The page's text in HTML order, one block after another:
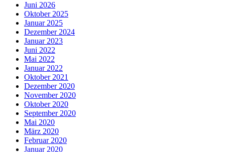
Juni 2026
Oktober 2025
Januar 2025
Dezember 2024
Januar 2023
Juni 2022
Mai 2022
Januar 2022
Oktober 2021
Dezember 2020
November 2020
Oktober 2020
September 2020
Mai 2020
März 2020
Februar 2020
Januar 2020